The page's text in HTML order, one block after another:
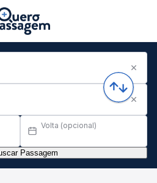
Volta (opcional)
Passagem